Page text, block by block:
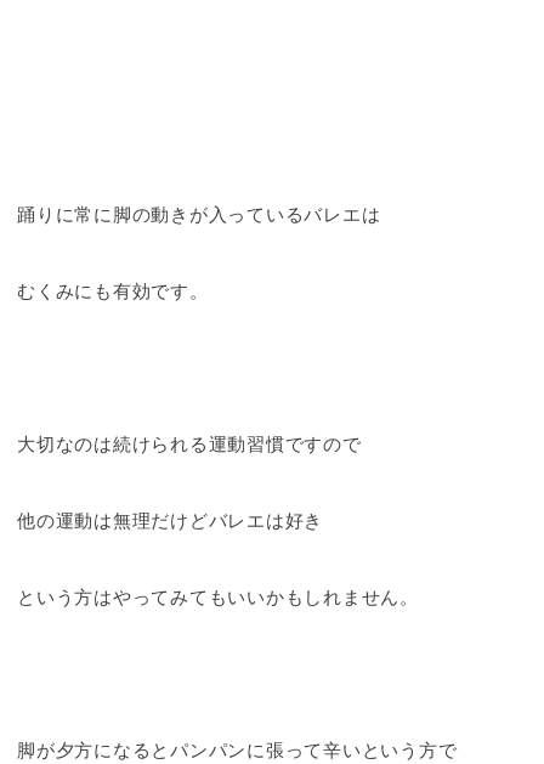
踊りに常に脚の動きが入っているバレエは
むくみにも有効です。
大切なのは続けられる運動習慣ですので
他の運動は無理だけどバレエは好き
という方はやってみてもいいかもしれません。
脚が夕方になるとパンパンに張って辛いという方で